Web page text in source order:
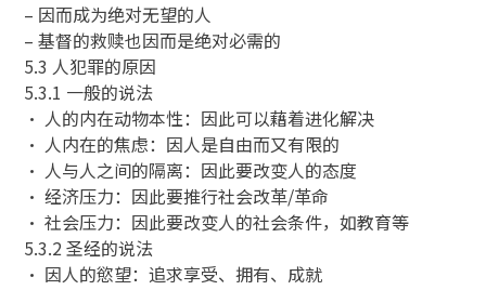
– 因而成为绝对无望的人
– 基督的救赎也因而是绝对必需的
5.3 人犯罪的原因
5.3.1 一般的说法
• 人的内在动物本性：因此可以藉着进化解决
• 人内在的焦虑：因人是自由而又有限的
• 人与人之间的隔离：因此要改变人的态度
• 经济压力：因此要推行社会改革/革命
• 社会压力：因此要改变人的社会条件，如教育等
5.3.2 圣经的说法
• 因人的慾望：追求享受、拥有、成就